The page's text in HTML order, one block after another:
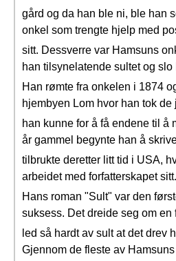
gård og da han ble ni, ble han
onkel som trengte hjelp med
sitt. Dessverre var Hamsuns
han tilsynelatende sultet og slo
Han rømte fra onkelen i 1874
hjembyen Lom hvor han tok de
han kunne for å få endene til å
år gammel begynte han å
tilbrukte deretter litt tid i USA,
arbeidet med forfatterskapet sitt.
Hans roman "Sult" var den
suksess. Det dreide seg om en
led så hardt av sult at det drev
Gjennom de fleste av